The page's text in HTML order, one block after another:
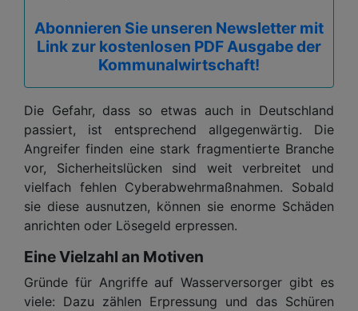
Abonnieren Sie unseren Newsletter mit
Link zur kostenlosen PDF Ausgabe der
Kommunalwirtschaft!
Die Gefahr, dass so etwas auch in Deutschland
passiert, ist entsprechend allgegenwärtig. Die
Angreifer finden eine stark fragmentierte Branche
vor, Sicherheitslücken sind weit verbreitet und
vielfach fehlen Cyberabwehrmaßnahmen. Sobald
sie diese ausnutzen, können sie enorme Schäden
anrichten oder Lösegeld erpressen.
Eine Vielzahl an Motiven
Gründe für Angriffe auf Wasserversorger gibt es
viele: Dazu zählen Erpressung und das Schüren